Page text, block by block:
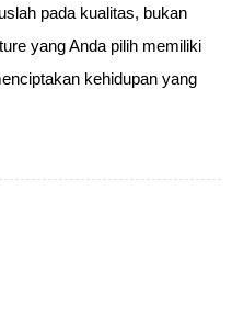
pada kualitas, bukan
yang Anda pilih memiliki
kehidupan yang